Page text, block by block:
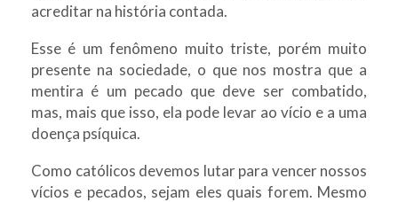
acreditar na história contada.
Esse é um fenômeno muito triste, porém muito
presente na sociedade, o que nos mostra que a
mentira é um pecado que deve ser combatido,
mas, mais que isso, ela pode levar ao vício e a uma
doença psíquica.
Como católicos devemos lutar para vencer nossos
vícios e pecados, sejam eles quais forem. Mesmo